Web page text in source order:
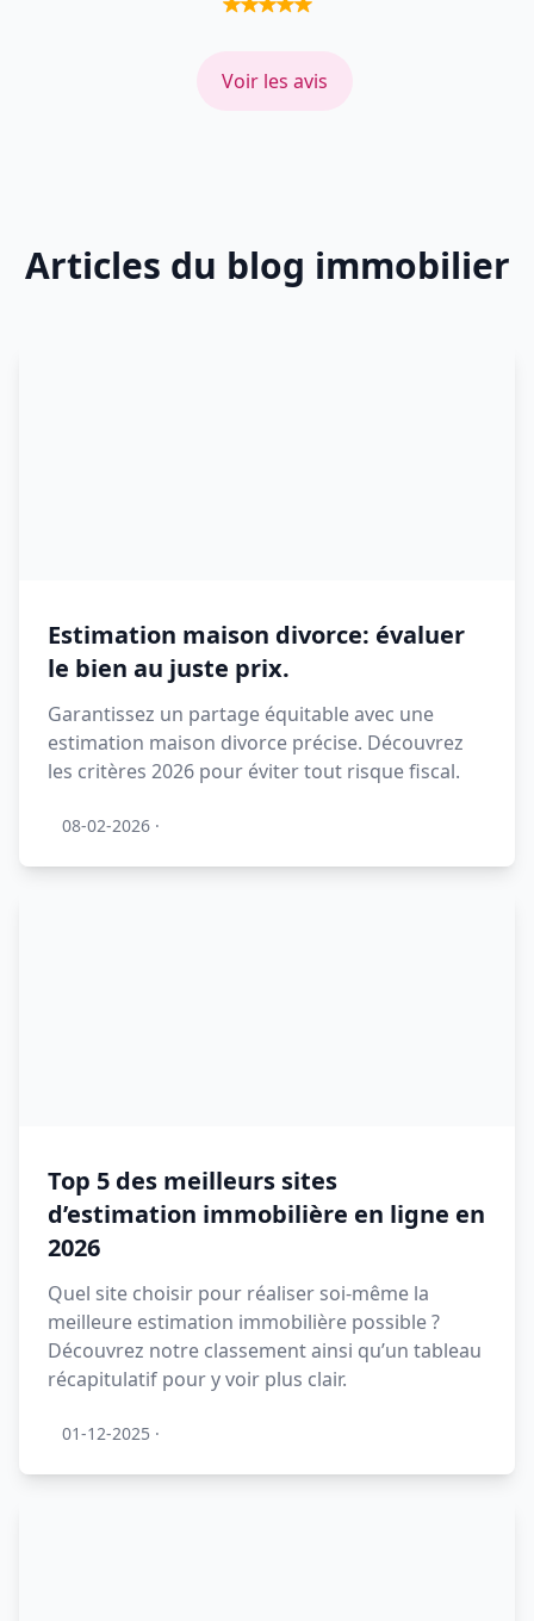
Voir les avis
Articles du blog immobilier
Estimation maison divorce: évaluer
le bien au juste prix.
Garantissez un partage équitable avec une
estimation maison divorce précise. Découvrez
les critères 2026 pour éviter tout risque fiscal.
08-02-2026 ·
Top 5 des meilleurs sites
d’estimation immobilière en ligne en
2026
Quel site choisir pour réaliser soi-même la
meilleure estimation immobilière possible ?
Découvrez notre classement ainsi qu’un tableau
récapitulatif pour y voir plus clair.
01-12-2025 ·